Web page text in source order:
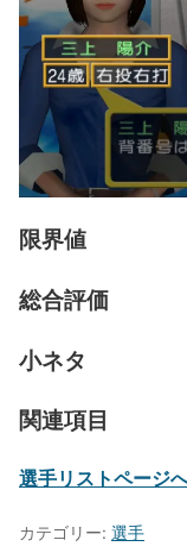
限界値
総合評価
小ネタ
関連項目
選手リストページ
カテゴリー: 選手